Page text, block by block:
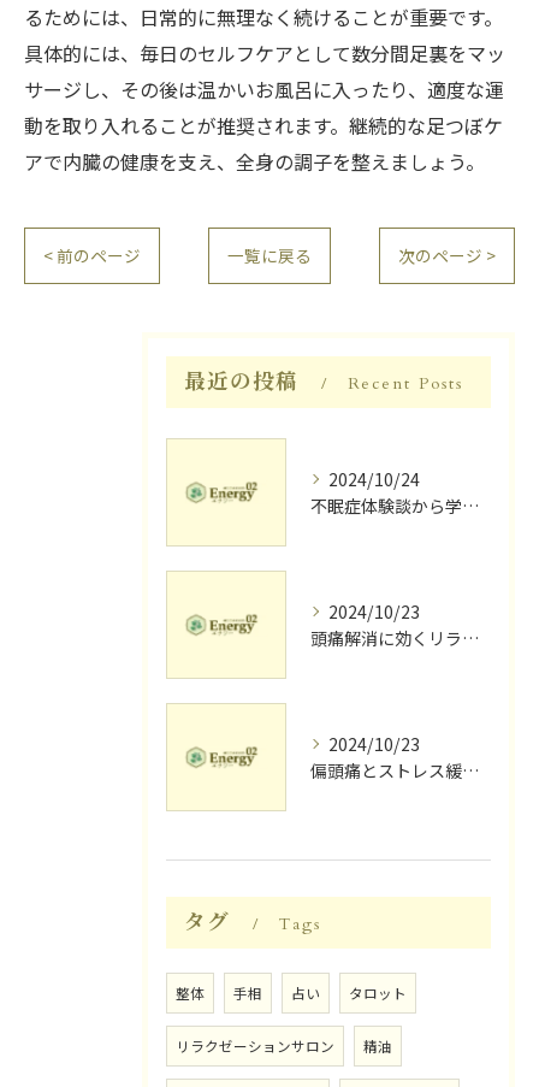
るためには、日常的に無理なく続けることが重要です。
具体的には、毎日のセルフケアとして数分間足裏をマッ
サージし、その後は温かいお風呂に入ったり、適度な運
動を取り入れることが推奨されます。継続的な足つぼケ
アで内臓の健康を支え、全身の調子を整えましょう。
< 前のページ 一覧に戻る 次のページ >
最近の投稿 Recent Posts
2024/10/24
不眠症体験談から学ぶ睡眠質向上法
2024/10/23
頭痛解消に効くリラク体験談
2024/10/23
偏頭痛とストレス緩和に効果的なリラクゼーション法
タグ Tags
整体 手相 占い タロット
リラクゼーションサロン 精油